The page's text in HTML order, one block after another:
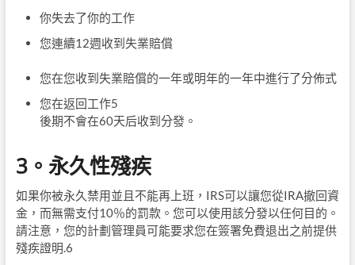
你失去了你的工作
您連續12週收到失業賠償
您在您收到失業賠償的一年或明年的一年中進行了分佈式
您在返回工作5
後期不會在60天后收到分發。
3。永久性殘疾
如果你被永久禁用並且不能再上班，IRS可以讓您從IRA撤回資
金，而無需支付10％的罰款。您可以使用該分發以任何目的。
請注意，您的計劃管理員可能要求您在簽署免費退出之前提供
殘疾證明.6